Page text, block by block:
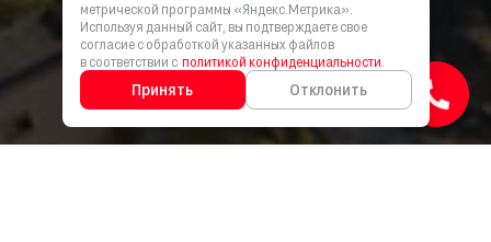
метрической программы «Яндекс.Метрика».
Используя данный сайт, вы подтверждаете свое
согласие с обработкой указанных файлов
в соответствии с политикой конфиденциальности
Принять Отклонить